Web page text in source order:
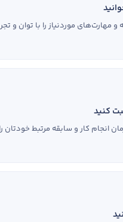
مهارت‌های موردنیاز را با توان و
کنید
انجام کار و سابقه مرتبط خودتان